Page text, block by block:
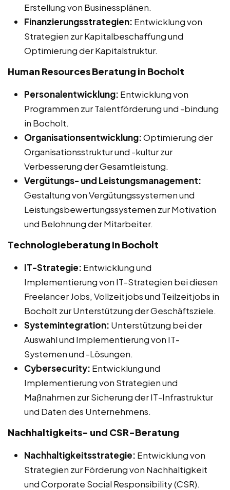
Erstellung von Businessplänen.
Finanzierungsstrategien: Entwicklung von
Strategien zur Kapitalbeschaffung und
Optimierung der Kapitalstruktur.
Human Resources Beratung in Bocholt
Personalentwicklung: Entwicklung von
Programmen zur Talentförderung und -bindung
in Bocholt.
Organisationsentwicklung:Optimierung der
Organisationsstruktur und -kultur zur
Verbesserung der Gesamtleistung.
Vergütungs- und Leistungsmanagement:
Gestaltung von Vergütungssystemen und
Leistungsbewertungssystemen zur Motivation
und Belohnung der Mitarbeiter.
Technologieberatung in Bocholt
IT-Strategie: Entwicklung und
Implementierung von IT-Strategien bei diesen
Freelancer Jobs, Vollzeitjobs und Teilzeitjobs in
Bocholt zur Unterstützung der Geschäftsziele.
Systemintegration: Unterstützung bei der
Auswahl und Implementierung von IT-
Systemen und -Lösungen.
Cybersecurity: Entwicklung und
Implementierung von Strategien und
Maßnahmen zur Sicherung der IT-Infrastruktur
und Daten des Unternehmens.
Nachhaltigkeits- und CSR-Beratung
Nachhaltigkeitsstrategie: Entwicklung von
Strategien zur Förderung von Nachhaltigkeit
und Corporate Social Responsibility (CSR).